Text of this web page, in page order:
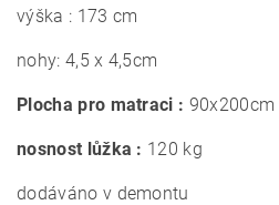
výška : 173 cm
nohy: 4,5 x 4,5cm
Plocha pro matraci : 90x200cm
nosnost lůžka : 120 kg
dodáváno v demontu